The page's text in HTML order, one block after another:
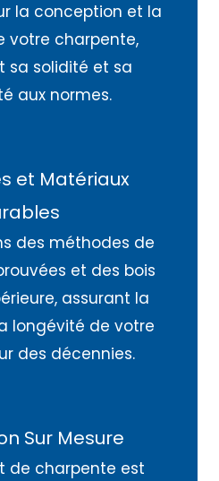
la conception et la
votre charpente,
sa solidité et sa
aux normes.
et Matériaux
des méthodes de
et des bois
assurant la
longévité de votre
des décennies.
Sur Mesure
de charpente est